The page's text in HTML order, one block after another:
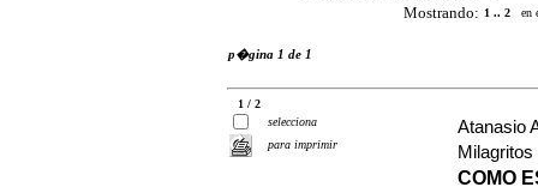
Mostrando: 1 .. 2 en
p�gina 1 de 1
1 / 2
selecciona
para imprimir
Atanasio
COMO